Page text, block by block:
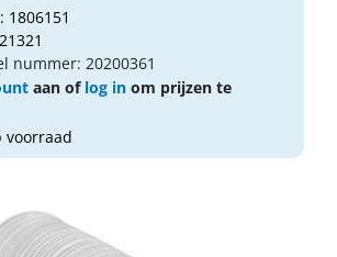
nummer: 20200361
aan of log in om prijzen te
voorraad